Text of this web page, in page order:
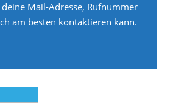
Mail-Adresse, Rufnummer
am besten kontaktieren kann.